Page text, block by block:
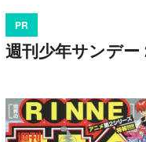
PR
週刊少年サンデ